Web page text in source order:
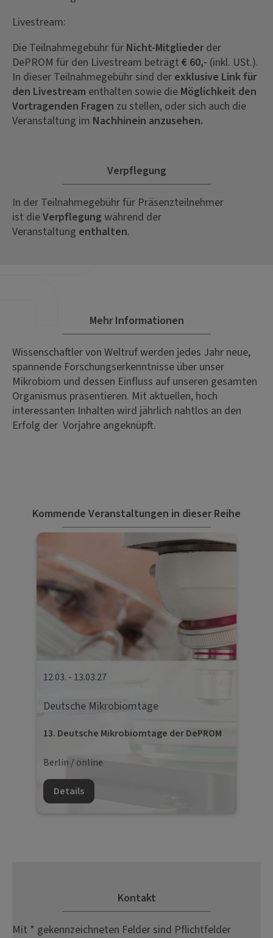
Livestream:
Die Teilnahmegebühr für Nicht-Mitgliederder
DePROM für den Livestream beträgt € 60,- (inkl. USt.).
In dieser Teilnahmegebühr sind der exklusive Link für
den Livestream enthalten sowie die Möglichkeit den
Vortragenden Fragen zu stellen, oder sich auch die
Veranstaltung im Nachhinein anzusehen.
Verpflegung
In der Teilnahmegebühr für Präsenzteilnehmer
ist dieVerpflegung während der
Veranstaltung enthalten.
Mehr Informationen
Wissenschaftler von Weltruf werden jedes Jahr neue,
spannende Forschungserkenntnisse über unser
Mikrobiom und dessen Einfluss auf unseren gesamten
Organismus präsentieren. Mit aktuellen, hoch
interessanten Inhalten wird jährlich nahtlos an den
Erfolg der Vorjahre angeknüpft.
Kommende Veranstaltungen in dieser Reihe
12.03. - 13.03.27
Deutsche Mikrobiomtage
13. Deutsche Mikrobiomtage der DePROM
Berlin / online
Details
Kontakt
Mit * gekennzeichneten Felder sind Pflichtfelder